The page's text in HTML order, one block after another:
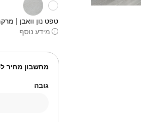
טפט נון וואבן |
מידע נוסף
מחשבון מחיר
גובה